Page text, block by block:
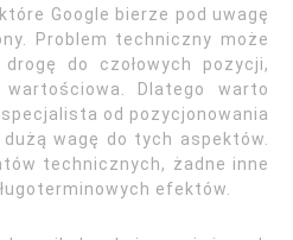
Google bierze pod uwagę
Problem techniczny może
do czołowych pozycji,
Dlatego warto
od pozycjonowania
dużą wagę do tych aspektów.
technicznych, żadne inne
efektów.